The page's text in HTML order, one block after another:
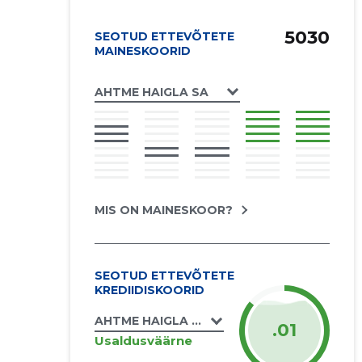
SEOTUD ETTEVÕTETE
MAINESKOORID
AHTME HAIGLA SA
5030
MIS ON MAINESKOOR?
SEOTUD ETTEVÕTETE
KREDIIDISKOORID
AHTME HAIGLA SA
Usaldusväärne .01